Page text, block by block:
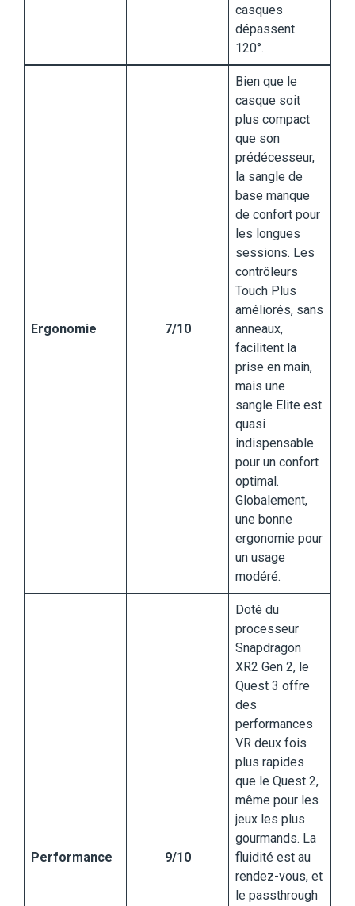
casques
dépassent
120°.
Ergonomie 7/10
Bien que le
casque soit
plus compact
que son
prédécesseur,
la sangle de
base manque
de confort pour
les longues
sessions. Les
contrôleurs
Touch Plus
améliorés, sans
anneaux,
facilitent la
prise en main,
mais une
sangle Elite est
quasi
indispensable
pour un confort
optimal.
Globalement,
une bonne
ergonomie pour
un usage
modéré.
Performance 9/10
Doté du
processeur
Snapdragon
XR2 Gen 2, le
Quest 3 offre
des
performances
VR deux fois
plus rapides
que le Quest 2,
même pour les
jeux les plus
gourmands. La
fluidité est au
rendez-vous, et
le passthrough